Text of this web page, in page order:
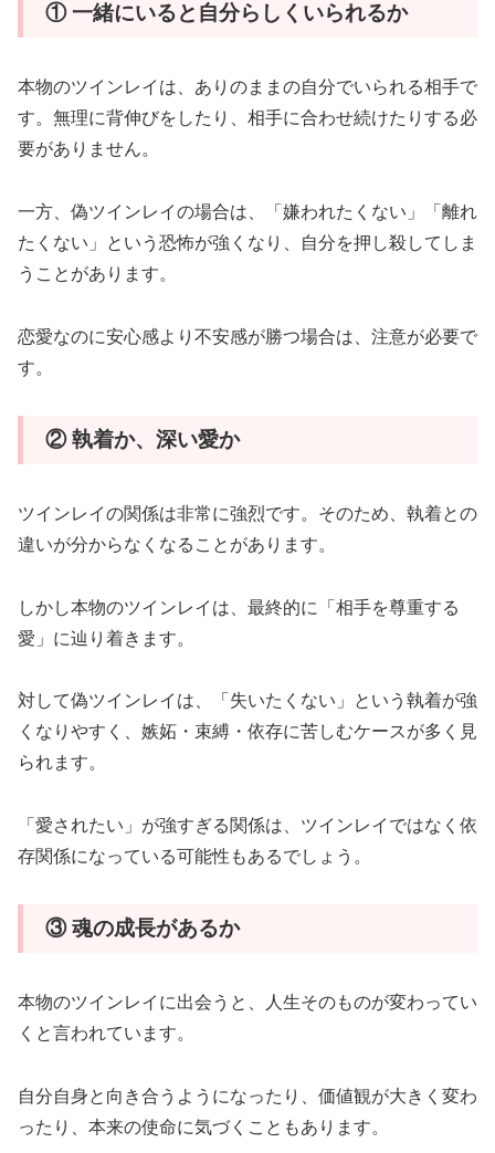
① 一緒にいると自分らしくいられるか
本物のツインレイは、ありのままの自分でいられる相手で
す。無理に背伸びをしたり、相手に合わせ続けたりする必
要がありません。
一方、偽ツインレイの場合は、「嫌われたくない」「離れ
たくない」という恐怖が強くなり、自分を押し殺してしま
うことがあります。
恋愛なのに安心感より不安感が勝つ場合は、注意が必要で
す。
② 執着か、深い愛か
ツインレイの関係は非常に強烈です。そのため、執着との
違いが分からなくなることがあります。
しかし本物のツインレイは、最終的に「相手を尊重する
愛」に辿り着きます。
対して偽ツインレイは、「失いたくない」という執着が強
くなりやすく、嫉妬・束縛・依存に苦しむケースが多く見
られます。
「愛されたい」が強すぎる関係は、ツインレイではなく依
存関係になっている可能性もあるでしょう。
③ 魂の成長があるか
本物のツインレイに出会うと、人生そのものが変わってい
くと言われています。
自分自身と向き合うようになったり、価値観が大きく変わ
ったり、本来の使命に気づくこともあります。